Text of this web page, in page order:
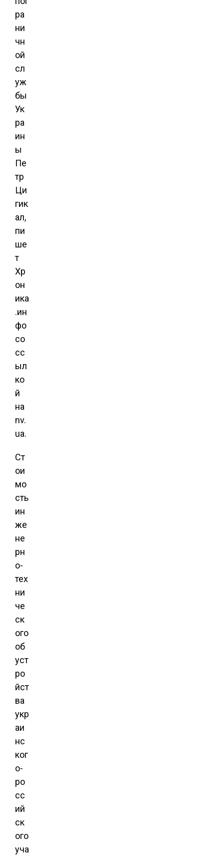
ра
ни
чн
ой
сл
уж
бы
Ук
ра
ин
ы
Пе
тр
Ци
гик
ал,
пи
ше
т
Хр
он
ика
.ин
фо
со
сс
ыл
ко
й
на
nv.
ua.
Ст
ои
мо
сть
ин
же
не
рн
о-
тех
ни
че
ск
ого
об
уст
ро
йст
ва
укр
аи
нс
ког
о-
ро
сс
ий
ск
ого
уча